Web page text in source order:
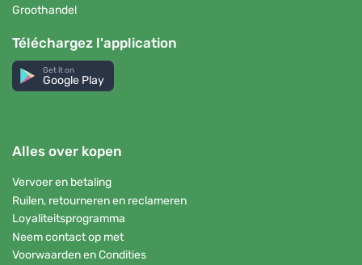
Groothandel
Téléchargez l'application
Get it on
Google Play
Alles over kopen
Vervoer en betaling
Ruilen, retourneren en reclameren
Loyaliteitsprogramma
Neem contact op met
Voorwaarden en Condities